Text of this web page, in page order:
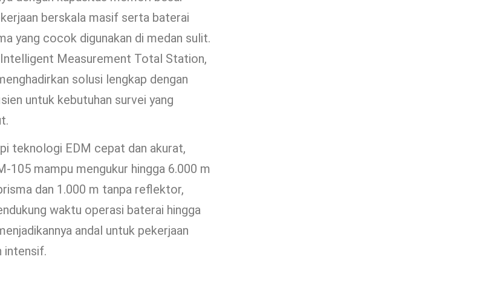
berskala masif serta baterai
yang cocok digunakan di medan sulit.
Measurement Total Station,
solusi lengkap dengan
untuk kebutuhan survei yang
teknologi EDM cepat dan akurat,
105 mampu mengukur hingga 6.000 m
dan 1.000 m tanpa reflektor,
waktu operasi baterai hingga
andal untuk pekerjaan
intensif.